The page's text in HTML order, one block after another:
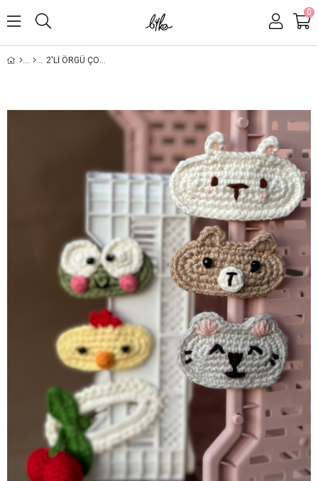
0
2'LI ÖRGÜ ÇOCUK & BEBEK KEDI TOKA